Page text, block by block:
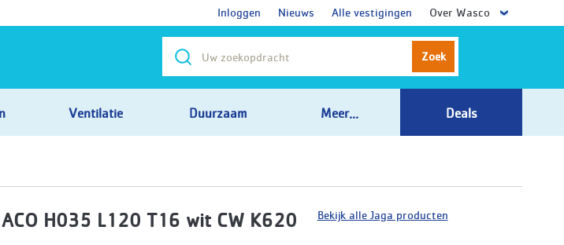
Inloggen Nieuws Alle vestigingen Over Wasco
Zoek
Ventilatie Duurzaam Meer... Deals
H035 L120 T16 wit CW K620
Bekijk alle Jaga producten